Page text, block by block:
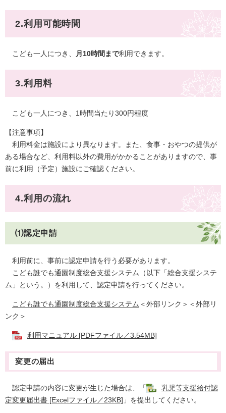
2.利用可能時間
こども一人につき、 月10時間まで利用できます。​
​3.利用料
こども一人につき、1時間当たり300円程度
【注意事項】
利用料金は施設により異なります。また、 食事・おやつの提供が
ある場合など、利用料以外の費用がかかることがありますので、事
前に利用（予定）施設にご確認ください。
4.利用の流れ
⑴認定申請
利用前に、事前に認定申請を行う必要があります。
こども誰でも通園制度総合支援システム（以下「総合支援システ
ム」という。）を利用して、認定申請を行ってください。​
こども誰でも通園制度総合支援システム ＜外部リンク＞ ＜外部リ
ンク＞
利用マニュアル [PDFファイル／3.54MB]
変更の届出
認定申請の内容に変更が生じた場合は、「
乳児等支援給付認
定変更届出書 [Excelファイル／23KB] 」を提出してください。